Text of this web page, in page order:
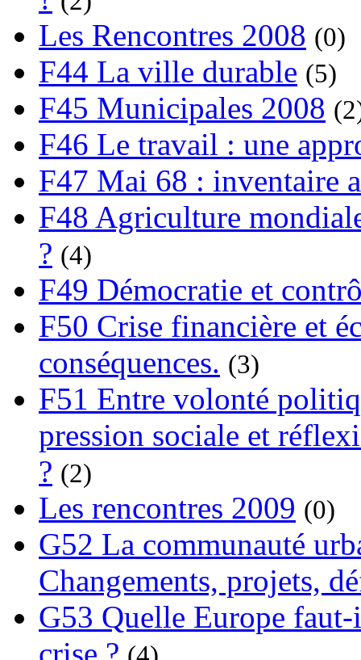
Les Rencontres 2008 (0)
F44 La ville durable (5)
F45 Municipales 2008
F46 Le travail : une
F47 Mai 68 : inventaire
F48 Agriculture
? (4)
F49 Démocratie et
F50 Crise financière et
conséquences. (3)
F51 Entre volonté
pression sociale et
? (2)
Les rencontres 2009 (0)
G52 La communauté
Changements, projets,
G53 Quelle Europe
crise ?